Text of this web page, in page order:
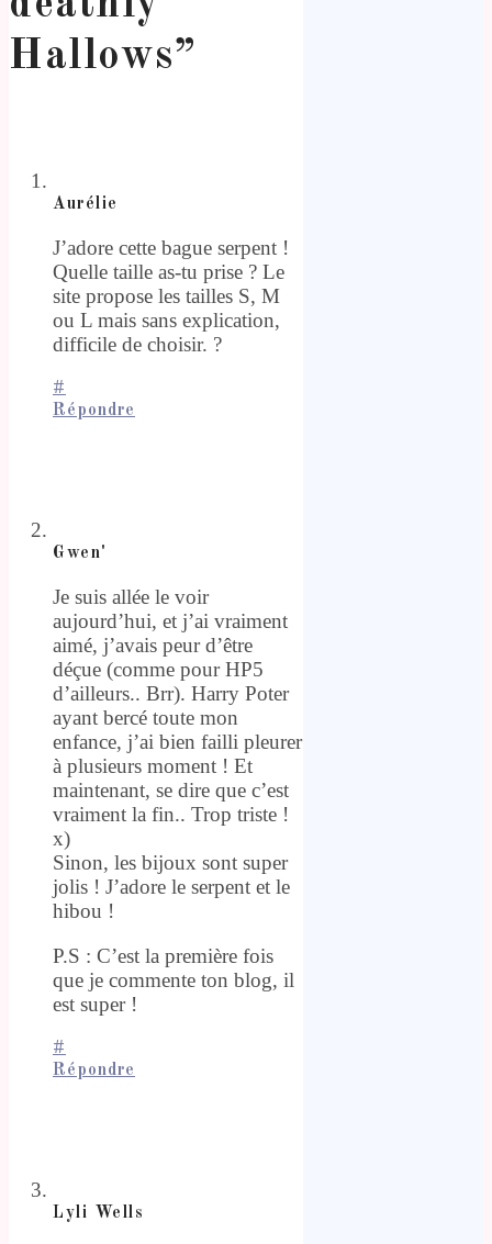
Hallows”
Aurélie
J’adore cette bague serpent !
Quelle taille as-tu prise ? Le
site propose les tailles S, M
ou L mais sans explication,
difficile de choisir. ?
#
Répondre
Gwen'
Je suis allée le voir
aujourd’hui, et j’ai vraiment
aimé, j’avais peur d’être
déçue (comme pour HP5
d’ailleurs.. Brr). Harry Poter
ayant bercé toute mon
enfance, j’ai bien failli pleurer
à plusieurs moment ! Et
maintenant, se dire que c’est
vraiment la fin.. Trop triste !
x)
Sinon, les bijoux sont super
jolis ! J’adore le serpent et le
hibou !
P.S : C’est la première fois
que je commente ton blog, il
est super !
#
Répondre
Lyli Wells